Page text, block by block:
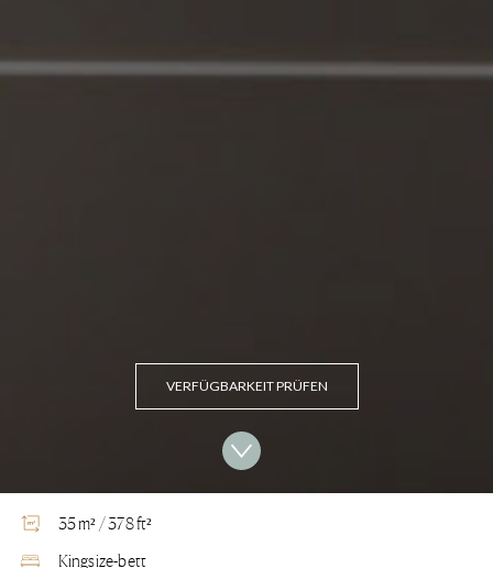
VERFÜGBARKEIT PRÜFEN
35 m² / 378 ft²
Kingsize-bett